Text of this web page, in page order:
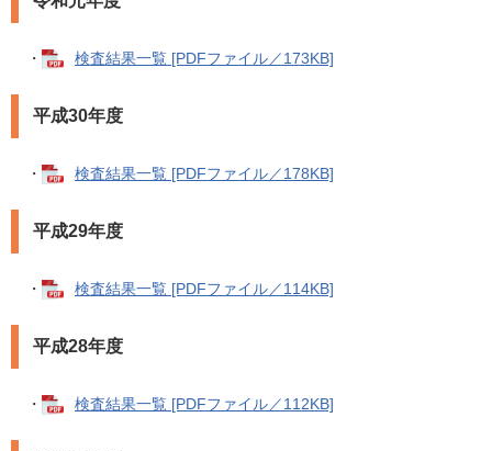
・ 検査結果一覧 [PDFファイル／173KB]
平成30年度
・ 検査結果一覧 [PDFファイル／178KB]
平成29年度
・ 検査結果一覧 [PDFファイル／114KB]
平成28年度
・ 検査結果一覧 [PDFファイル／112KB]